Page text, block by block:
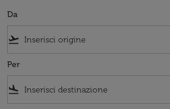
Da
flight_takeoff
Per
flight_land